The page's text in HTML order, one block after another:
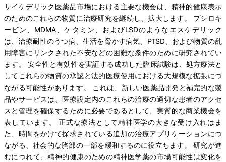
サイケデリック医薬品市場における主要な機会は、精神的健康表示
のためのこれらの物質に治療研究を継続し、拡大します。 プシロキ
ービン、MDMA、ケタミン、およびLSDのようなエスケデリック
は、治療耐性のうつ病、生活を脅かす病気、PTSD、および物質の乱
用障害にリンクされた不安などの困難な条件のために研究されてい
ます。 安全性と有効性を実証する成功した臨床試験は、処方療法と
してこれらの物質の承認と法的医療使用における大規模な拡張につ
ながる可能性があります。 これは、新しい医薬品開発と補完的な製
品やサービスは、医療設定内のこれらの治療の適切な患者のアクセ
スと管理を確保するために必要であるとして、実質的な商業機会を
表しています。 正式な療法として精神医学の大きな受け入れはま
た、時間をかけて探求されている追加の治療アプリケーションにつ
ながる、社会的な胸部の一部を緩和するのに役立ちます。 研究が進
むにつれて、精神的健康のための精神医学薬の市場可能性は変化を